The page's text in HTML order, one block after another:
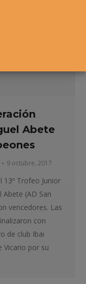
Abete
9 octubre, 2017
13º Trofeo Junior
Abete (AD San
vencedores. Las
con
de club Ibai
Vicario por su